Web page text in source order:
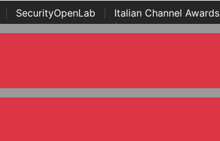
SecurityOpenLab Italian Channel Awards
Awards | ...